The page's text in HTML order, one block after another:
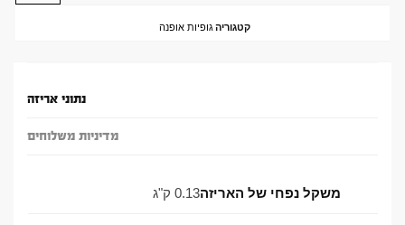
קטגוריה גופיות אופנה
נתוני אריזה
מדיניות משלוחים
משקל נפחי של האריזה0.13 ק"ג